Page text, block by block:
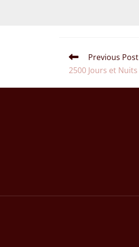
Previous Post
2500 Jours et Nuits